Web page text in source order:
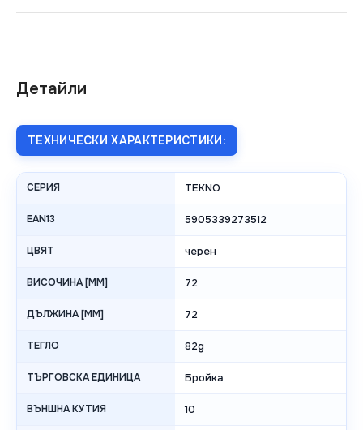
Детайли
ТЕХНИЧЕСКИ ХАРАКТЕРИСТИКИ:
СЕРИЯ TEKNO
EAN13 5905339273512
ЦВЯТ черен
ВИСОЧИНА [MM] 72
ДЪЛЖИНА [MM] 72
ТЕГЛО 82g
ТЪРГОВСКА ЕДИНИЦА Бройка
ВЪНШНА КУТИЯ 10